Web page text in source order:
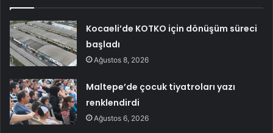
Kocaeli’de KOTKO için dönüşüm süreci
başladı
Ağustos 8, 2026
Maltepe’de çocuk tiyatroları yazı
renklendirdi
Ağustos 6, 2026